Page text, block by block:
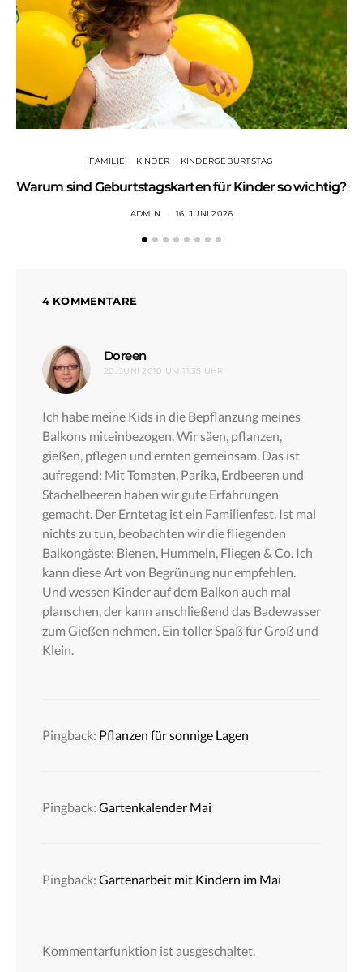
FAMILIE KINDER KINDERGEBURTSTAG
Warum sind Geburtstagskarten für Kinder so wichtig?
ADMIN 16. JUNI 2026
4 KOMMENTARE
Doreensagt:
20. JUNI 2010 UM 11:35 UHR
Ich habe meine Kids in die Bepflanzung meines
Balkons miteinbezogen. Wir säen, pflanzen,
gießen, pflegen und ernten gemeinsam. Das ist
aufregend: Mit Tomaten, Parika, Erdbeeren und
Stachelbeeren haben wir gute Erfahrungen
gemacht. Der Erntetag ist ein Familienfest. Ist mal
nichts zu tun, beobachten wir die fliegenden
Balkongäste: Bienen, Hummeln, Fliegen & Co. Ich
kann diese Art von Begrünung nur empfehlen.
Und wessen Kinder auf dem Balkon auch mal
planschen, der kann anschließend das Badewasser
zum Gießen nehmen. Ein toller Spaß für Groß und
Klein.
Pingback: Pflanzen für sonnige Lagen
Pingback: Gartenkalender Mai
Pingback: Gartenarbeit mit Kindern im Mai
Kommentarfunktion ist ausgeschaltet.